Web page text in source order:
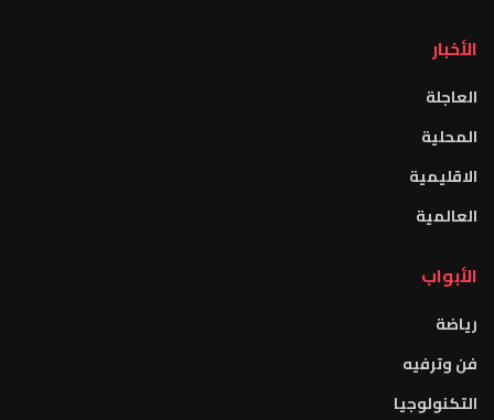
الأخبار
العاجلة
المحلية
الاقليمية
العالمية
الأبواب
رياضة
فن وترفيه
التكنولوجيا